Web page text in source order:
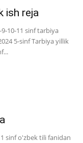
ish reja
10-11 sinf tarbiya
5-sinf Tarbiya yillik
sinf o'zbek tili fanidan